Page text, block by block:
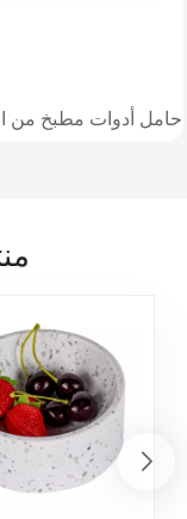
حامل أدوات مطبخ من